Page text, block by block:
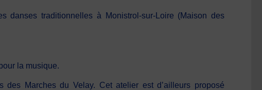
danses traditionnelles à Monistrol-sur-Loire (Maison des
la musique.
Marches du Velay. Cet atelier est d’ailleurs proposé